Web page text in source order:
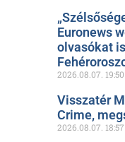
Euronews
olvasókat
2026.08.07. 19:50
Visszatér
Crime,
2026.08.07. 18:57